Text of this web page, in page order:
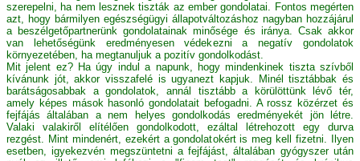
szerepelni, ha nem lesznek tiszták az ember gondolatai. Fontos megérten
azt, hogy bármilyen egészségügyi állapotváltozáshoz nagyban hozzájárul
a beszélgetőpartnerünk gondolatainak minősége és iránya. Csak akkor
van lehetőségünk eredményesen védekezni a negatív gondolatok
környezetében, ha megtanuljuk a pozitív gondolkodást.
Mit jelent ez? Ha úgy indul a napunk, hogy mindenkinek tiszta szívből
kívánunk jót, akkor visszafelé is ugyanezt kapjuk. Minél tisztábbak és
barátságosabbak a gondolatok, annál tisztább a körülöttünk lévő tér,
amely képes mások hasonló gondolatait befogadni. A rossz közérzet és
fejfájás általában a nem helyes gondolkodás eredményekét jön létre.
Valaki valakiről elítélően gondolkodott, ezáltal létrehozott egy durva
rezgést. Mint mindenért, ezekért a gondolatokért is meg kell fizetni. Ilyen
esetben, igyekezvén megszüntetni a fejfájást, általában gyógyszer után